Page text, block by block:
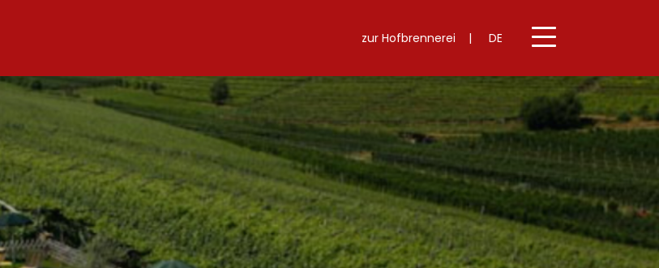
zur Hofbrennerei | DE